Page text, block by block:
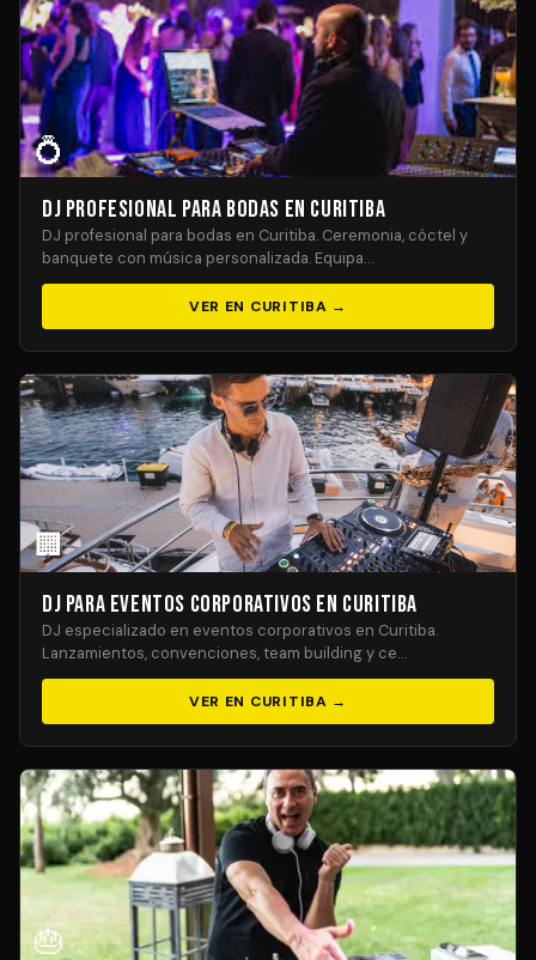
💍
DJ Profesional para Bodas en Curitiba
DJ profesional para bodas en Curitiba. Ceremonia, cóctel y
banquete con música personalizada. Equipa…
VER EN CURITIBA →
🏢
DJ para Eventos Corporativos en Curitiba
DJ especializado en eventos corporativos en Curitiba.
Lanzamientos, convenciones, team building y ce…
VER EN CURITIBA →
🎂